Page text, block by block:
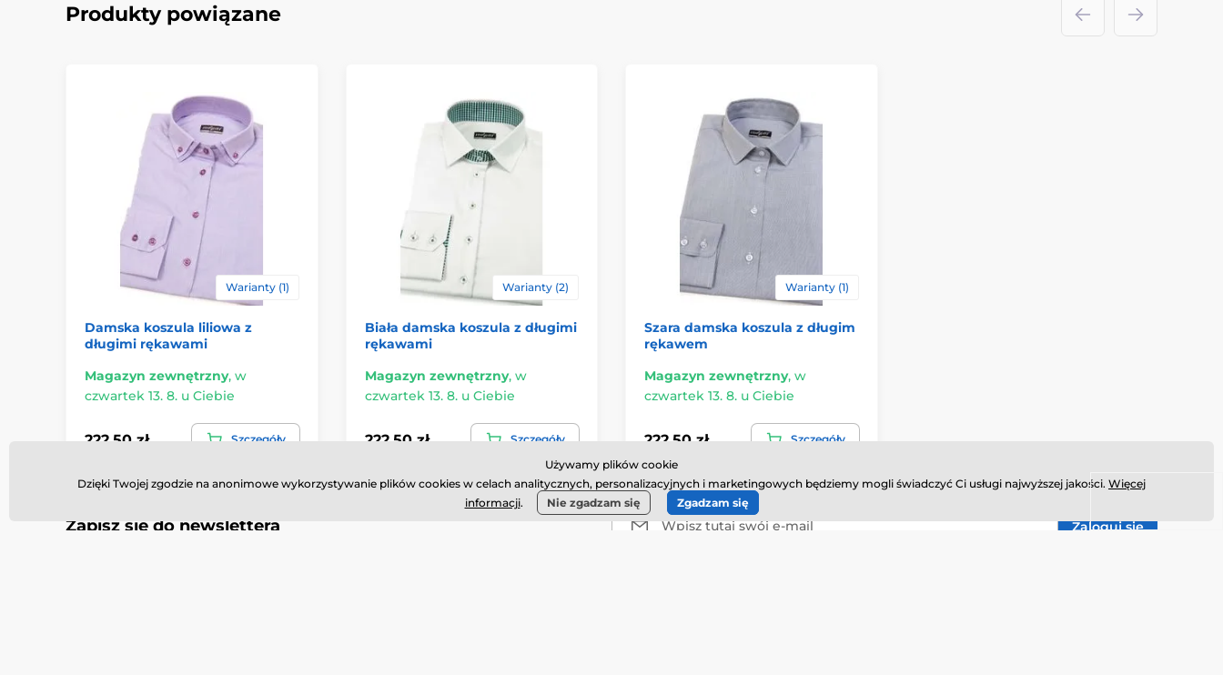
Produkty powiązane
Warianty (1)
Damska koszula liliowa z
długimi rękawami
Magazyn zewnętrzny, w
czwartek 13. 8. u Ciebie
222.50 zł Szczegóły
Warianty (2)
Biała damska koszula z długimi
rękawami
Magazyn zewnętrzny, w
czwartek 13. 8. u Ciebie
222.50 zł Szczegóły
Warianty (1)
Szara damska koszula z długim
rękawem
Magazyn zewnętrzny, w
czwartek 13. 8. u Ciebie
222.50 zł Szczegóły
Zapisz się do newslettera Wpisz tutaj swój e-mail Zaloguj się
Używamy plików cookie
Dzięki Twojej zgodzie na anonimowe wykorzystywanie plików cookies w celach analitycznych, personalizacyjnych i marketingowych będziemy mogli świadczyć Ci usługi najwyższej jakości. Więcej
informacji. Nie zgadzam się Zgadzam się